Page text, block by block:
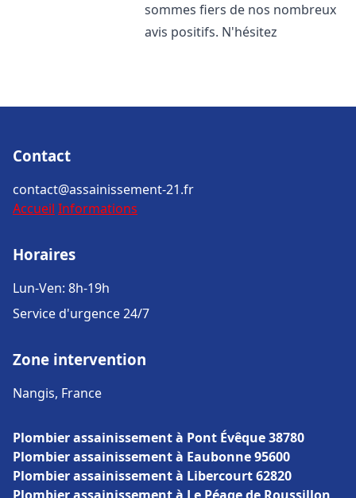
sommes fiers de nos nombreux
avis positifs. N'hésitez
Contact
contact@assainissement-21.fr
Accueil Informations
Horaires
Lun-Ven: 8h-19h
Service d'urgence 24/7
Zone intervention
Nangis, France
Plombier assainissement à Pont Évêque 38780
Plombier assainissement à Eaubonne 95600
Plombier assainissement à Libercourt 62820